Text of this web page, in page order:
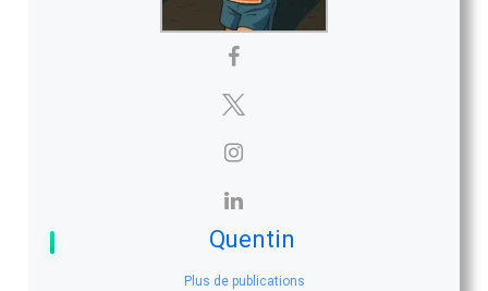
Quentin
Plus de publications